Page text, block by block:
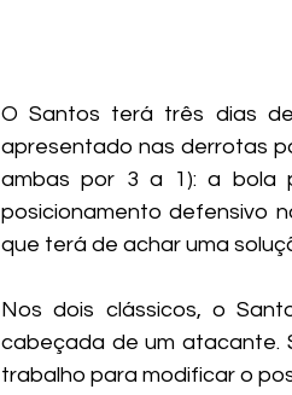
O Santos terá três dias
apresentado nas derrotas
ambas por 3 a 1): a bola
posicionamento defensivo
que terá de achar uma
Nos dois clássicos, o
cabeçada de um atacante.
trabalho para modificar o